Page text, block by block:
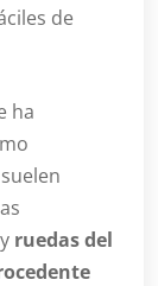
de
ha
y ruedas del